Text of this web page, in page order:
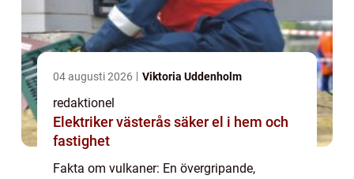
04 augusti 2026 Viktoria Uddenholm
redaktionel
Elektriker västerås säker el i hem och
fastighet
Fakta om vulkaner: En övergripande,